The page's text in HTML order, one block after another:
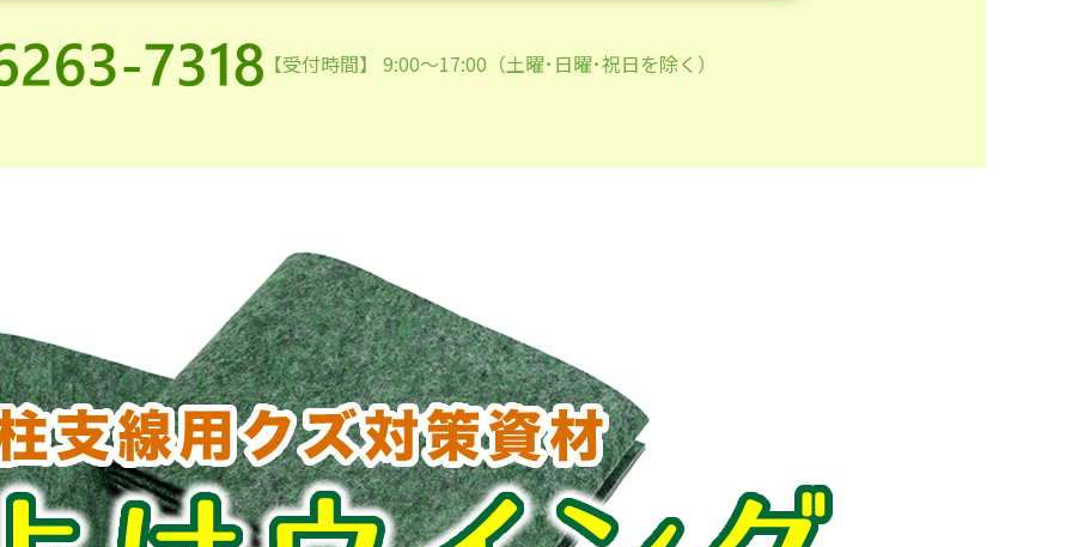
【受付時間】 9:00～17:00（土曜･日曜･祝日を除く）